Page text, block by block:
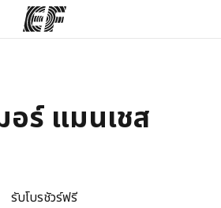
อร์ แมนเชส
รับโบรชัวร์ฟรี